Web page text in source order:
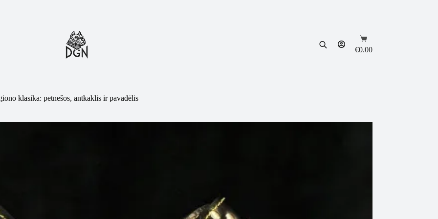
Shopping
cart
€0.00
klasika: petnešos, antkaklis ir pavadėlis